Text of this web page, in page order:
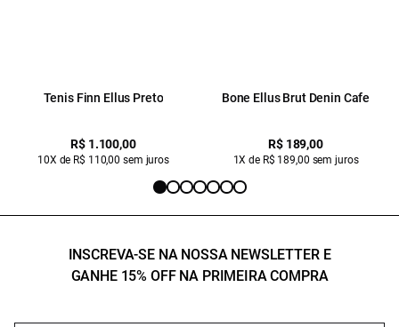
Tenis Finn Ellus Preto
R$ 1.100,00
10X de R$ 110,00 sem juros
Bone Ellus Brut Denin Cafe
R$ 189,00
1X de R$ 189,00 sem juros
INSCREVA-SE NA NOSSA NEWSLETTER E
GANHE 15% OFF NA PRIMEIRA COMPRA